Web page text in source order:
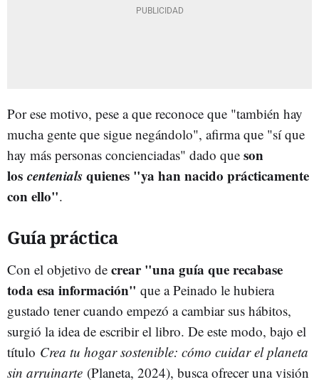
Por ese motivo, pese a que reconoce que "también hay
mucha gente que sigue negándolo", afirma que "sí que
hay más personas concienciadas" dado que son
los centenialsquienes "ya han nacido prácticamente
con ello".
Guía práctica
Con el objetivo de crear "una guía que recabase
toda esa información" que a Peinado le hubiera
gustado tener cuando empezó a cambiar sus hábitos,
surgió la idea de escribir el libro. De este modo, bajo el
título Crea tu hogar sostenible: cómo cuidar el planeta
sin arruinarte (Planeta, 2024), busca ofrecer una visión